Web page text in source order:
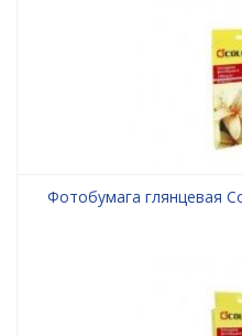
Фотобумага глянцевая